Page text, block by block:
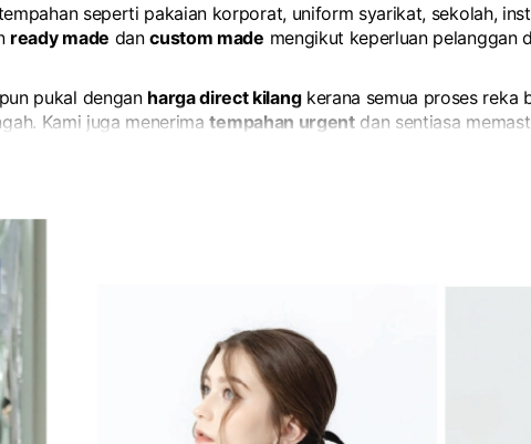
seperti pakaian korporat, uniform syarikat, sekolah,
ready made dancustom made mengikut keperluan pelanggan
pukal dengan harga direct kilangkerana semua proses reka
Kami juga menerimatempahan urgentdan sentiasa
atau sebarang acara dengan penghantaran ke seluruh